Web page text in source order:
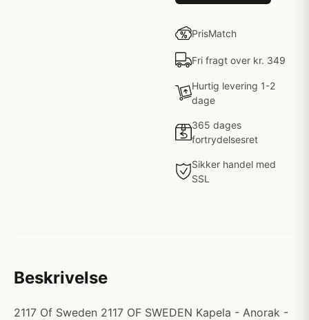
PrisMatch
Fri fragt over kr. 349
Hurtig levering 1-2
dage
365 dages
fortrydelsesret
Sikker handel med
SSL
Beskrivelse
2117 Of Sweden 2117 OF SWEDEN Kapela - Anorak -